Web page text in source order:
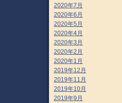
2020年7月
2020年6月
2020年5月
2020年4月
2020年3月
2020年2月
2020年1月
2019年12月
2019年11月
2019年10月
2019年9月